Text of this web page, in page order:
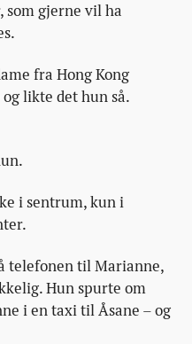
som gjerne vil ha
fra Hong Kong
likte det hun så.
i sentrum, kun i
telefonen til Marianne,
Hun spurte om
i en taxi til Åsane – og